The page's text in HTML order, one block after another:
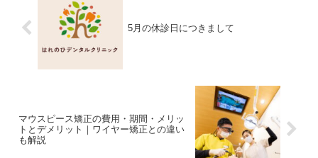
5月の休診日につきまして
マウスピース矯正の費用・期間・メリッ
トとデメリット｜ワイヤー矯正との違い
も解説